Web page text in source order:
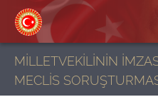
MİLLETVEKİLİNİN
MECLİS